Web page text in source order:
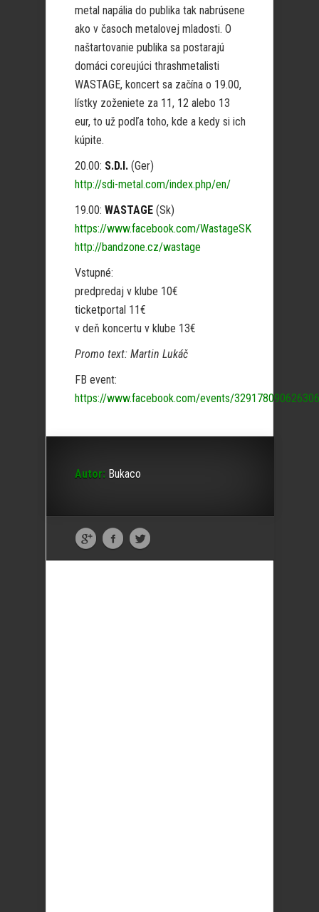
metal napália do publika tak nabrúsene
ako v časoch metalovej mladosti. O
naštartovanie publika sa postarajú
domáci coreujúci thrashmetalisti
WASTAGE, koncert sa začína o 19.00,
lístky zoženiete za 11, 12 alebo 13
eur, to už podľa toho, kde a kedy si ich
kúpite.
20.00: S.D.I. (Ger)
http://sdi-metal.com/index.php/en/
19.00: WASTAGE (Sk)
https://www.facebook.com/WastageSK
http://bandzone.cz/wastage
Vstupné:
predpredaj v klube 10€
ticketportal 11€
v deň koncertu v klube 13€
Promo text: Martin Lukáč
FB event:
https://www.facebook.com/events/
Autor: Bukaco